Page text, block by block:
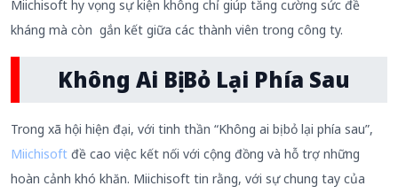
Miichisoft hy vọng sự kiện không chỉ giúp tăng cường sức đề
kháng mà còn gắn kết giữa các thành viên trong công ty.
Không Ai Bị Bỏ Lại Phía Sau
Trong xã hội hiện đại, với tinh thần “Không ai bị bỏ lại phía sau”,
Miichisoft đề cao việc kết nối với cộng đồng và hỗ trợ những
hoàn cảnh khó khăn. Miichisoft tin rằng, với sự chung tay của